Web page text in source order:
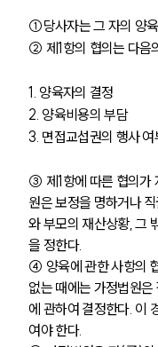
①당사자는 그 자의 양
② 제1항의 협의는 다음
1. 양육자의 결정
2. 양육비용의 부담
3. 면접교섭권의 행사 여
③ 제1항에 따른 협의가
원은 보정을 명하거나
와 부모의 재산상황, 그
을 정한다.
④ 양육에 관한 사항의
없는 때에는 가정법원은
에 관하여 결정한다. 이
여야 한다.